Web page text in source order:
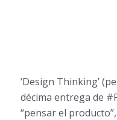
‘Design Thinking’
décima entrega de
“pensar el